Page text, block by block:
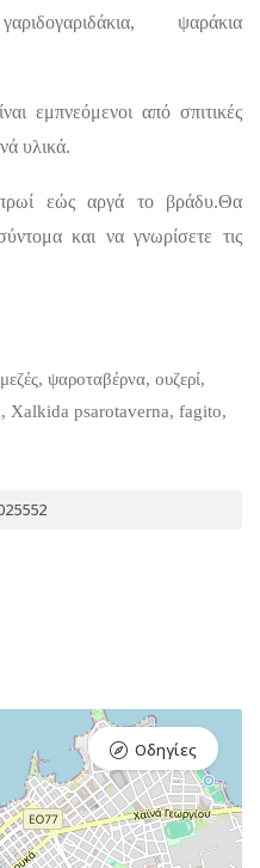
ψαράκια
εμπνεόμενοι από σπιτικές
υλικά.
εώς αργά το βράδυ.Θα
και να γνωρίσετε τις
ψαροταβέρνα, ουζερί,
Xalkida psarotaverna, fagito,
Οδηγίες